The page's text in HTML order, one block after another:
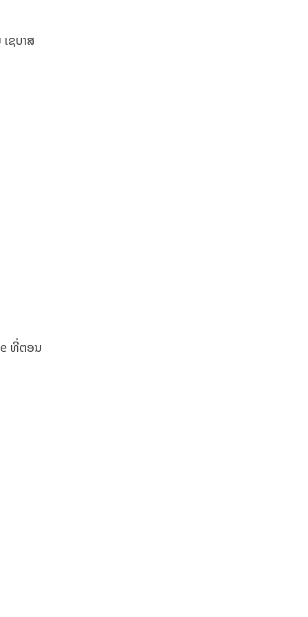
ຊບາສ
ທີ່ຕອນ